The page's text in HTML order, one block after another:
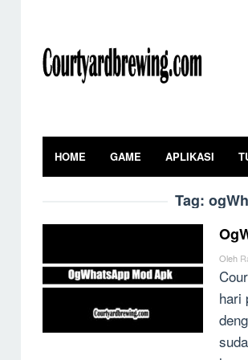
content
HOME GAME APLIKASI
Tag:
Oleh
hari